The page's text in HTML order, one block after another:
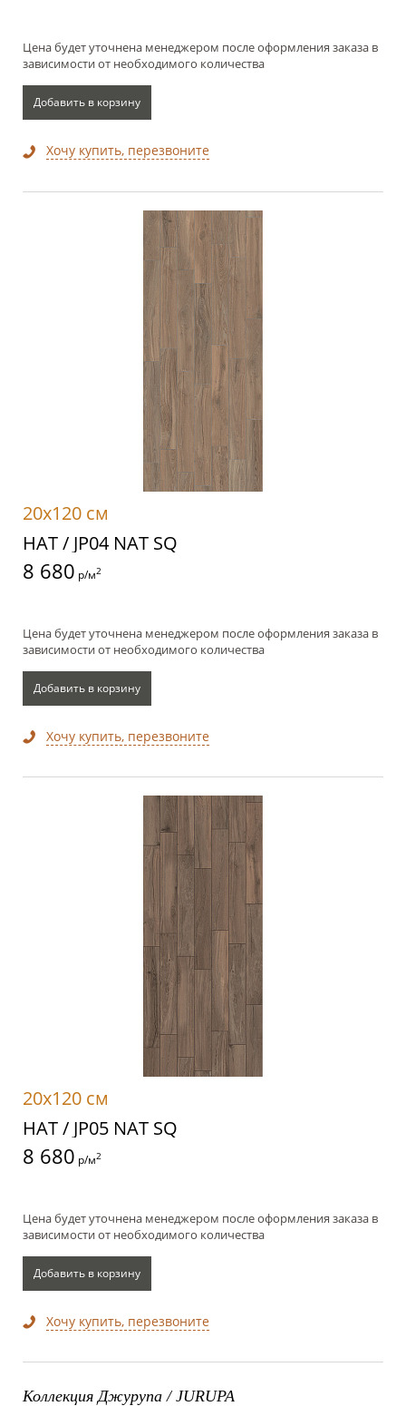
Цена будет уточнена менеджером после оформления заказа в
зависимости от необходимого количества
Добавить в корзину
Хочу купить, перезвоните
20x120 см
НАТ / JP04 NAT SQ
8 680 р/м2
Цена будет уточнена менеджером после оформления заказа в
зависимости от необходимого количества
Добавить в корзину
Хочу купить, перезвоните
20x120 см
НАТ / JP05 NAT SQ
8 680 р/м2
Цена будет уточнена менеджером после оформления заказа в
зависимости от необходимого количества
Добавить в корзину
Хочу купить, перезвоните
Коллекция Джурупа / JURUPA